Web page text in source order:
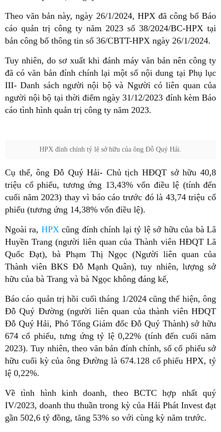
Theo văn bản này, ngày 26/1/2024, HPX đã công bố Báo
cáo quản trị công ty năm 2023 số 38/2024/BC-HPX tại
bản công bố thông tin số 36/CBTT-HPX ngày 26/1/2024.
Tuy nhiên, do sơ xuất khi đánh máy văn bản nên công ty
đã có văn bản đính chính lại một số nội dung tại Phụ lục
III- Danh sách người nội bộ và Người có liên quan của
người nội bộ tại thời điểm ngày 31/12/2023 đính kèm Báo
cáo tình hình quản trị công ty năm 2023.
HPX đính chính tỷ lệ sở hữu của ông Đỗ Quý Hải.
Cụ thể, ông Đỗ Quý Hải- Chủ tịch HĐQT sở hữu 40,8
triệu cổ phiếu, tương ứng 13,43% vốn điều lệ (tính đến
cuối năm 2023) thay vì báo cáo trước đó là 43,74 triệu cổ
phiếu (tương ứng 14,38% vốn điều lệ).
Ngoài ra, HPXcũng đính chính lại tỷ lệ sở hữu của bà Lã
Huyền Trang (người liên quan của Thành viên HĐQT Lã
Quốc Đạt), bà Phạm Thị Ngọc (Người liên quan của
Thành viên BKS Đỗ Mạnh Quân), tuy nhiên, lượng sở
hữu của bà Trang và bà Ngọc không đáng kể,
Báo cáo quản trị hồi cuối tháng 1/2024 cũng thể hiện, ông
Đỗ Quý Đường (người liên quan của thành viên HĐQT
Đỗ Quý Hải, Phó Tổng Giám đốc Đỗ Quý Thành) sở hữu
674 cổ phiếu, tưng ứng tỷ lệ 0,22% (tính đến cuối năm
2023). Tuy nhiên, theo văn bản đính chính, số cổ phiếu sở
hữu cuối kỳ của ông Đường là 674.128 cổ phiếu HPX, tỷ
lệ 0,22%.
Về tình hình kinh doanh, theo BCTC hợp nhất quý
IV/2023, doanh thu thuần trong kỳ của Hải Phát Invest đạt
gần 502,6 tỷ đồng, tăng 53% so với cùng kỳ năm trước.